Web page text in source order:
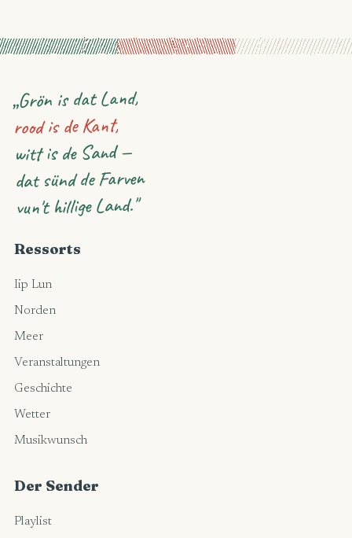
„Grön is dat Land,
rood is de Kant,
witt is de Sand —
dat sünd de Farven
vun't hillige Land."
Ressorts
Iip Lun
Norden
Meer
Veranstaltungen
Geschichte
Wetter
Musikwunsch
Der Sender
Playlist